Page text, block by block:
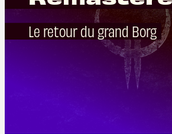
Le retour du grand Borg